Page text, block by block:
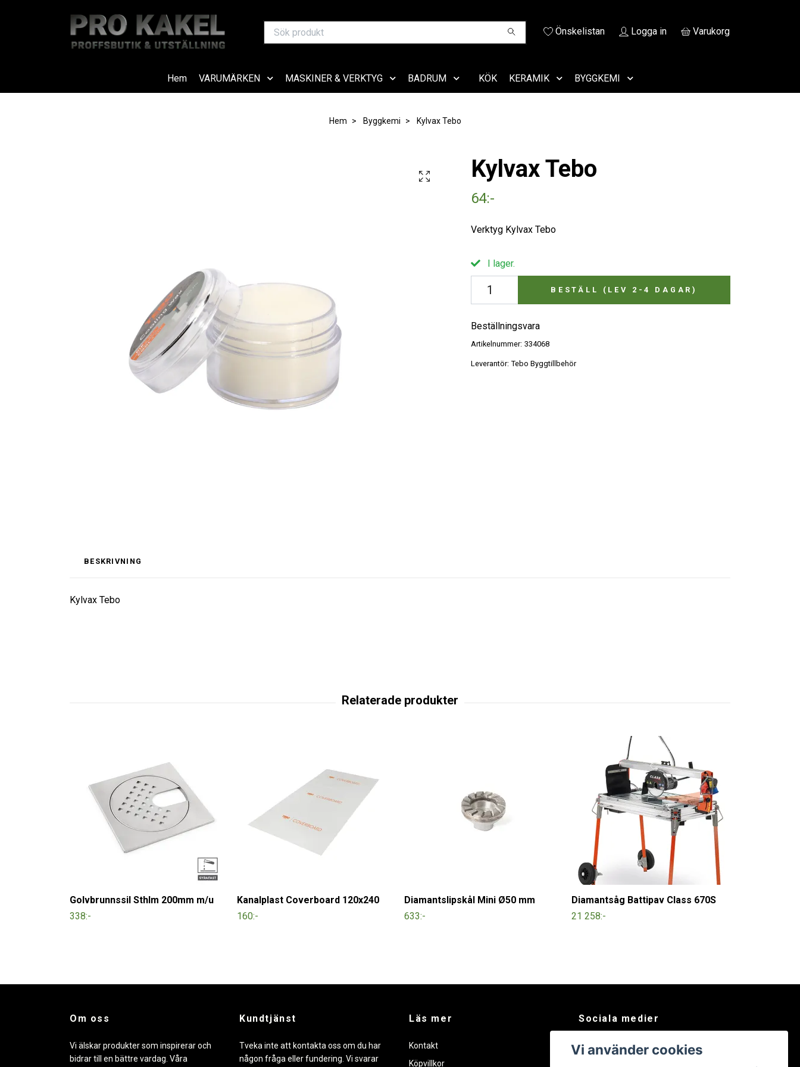
Önskelistan Logga in Varukorg
Hem VARUMÄRKEN MASKINER & VERKTYG BADRUM KÖK KERAMIK BYGGKEMI
Hem Byggkemi Kylvax Tebo
Kylvax Tebo
64:-
Verktyg Kylvax Tebo
I lager.
BESTÄLL (LEV 2-4 DAGAR)
Beställningsvara
Artikelnummer: 334068
Leverantör: Tebo Byggtillbehör
BESKRIVNING
Kylvax Tebo
Golvbrunnssil Sthlm 200mm m/u
338:-
Kanalplast Coverboard 120x240
160:-
Diamantslipskål Mini Ø50 mm
633:-
Diamantsåg Battipav Class 670S
21 258:-
Om oss
Vi älskar produkter som inspirerar och
bidrar till en bättre vardag. Våra
Kundtjänst
Tveka inte att kontakta oss om du har
någon fråga eller fundering. Vi svarar
Läs mer
Kontakt
Köpvillkor
Sociala medier
Facebook
Vi använder cookies